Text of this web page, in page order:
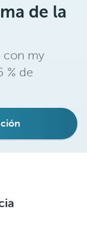
de la
con my
% de